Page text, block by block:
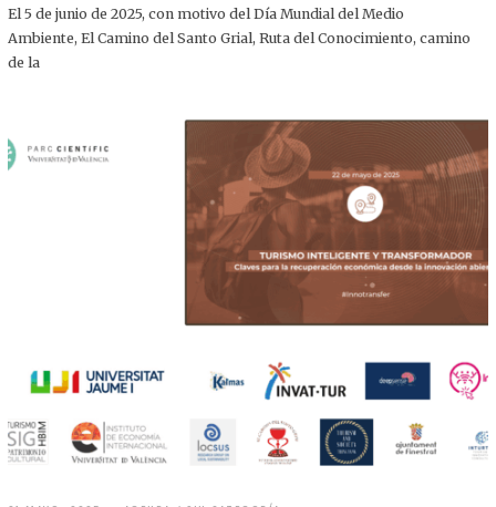
,
0
El 5 de junio de 2025, con motivo del Día Mundial del Medio
Ambiente, El Camino del Santo Grial, Ruta del Conocimiento, camino
de la